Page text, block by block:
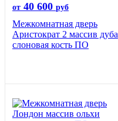
от 40 600 руб
Межкомнатная дверь
Аристократ 2 массив дуба
слоновая кость ПО